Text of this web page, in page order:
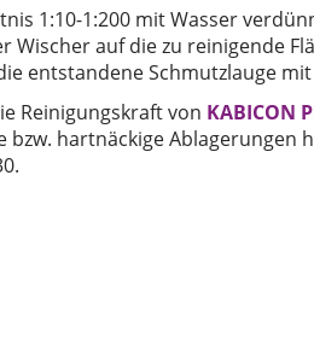
1:10-1:200 mit Wasser
Wischer auf die zu reinigende
entstandene Schmutzlauge
Reinigungskraft von KABICON
bzw. hartnäckige Ablagerungen